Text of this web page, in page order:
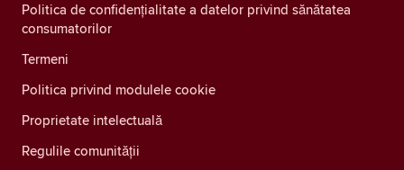
Politica de confidențialitate a datelor privind sănătatea
consumatorilor
Termeni
Politica privind modulele cookie
Proprietate intelectuală
Regulile comunității